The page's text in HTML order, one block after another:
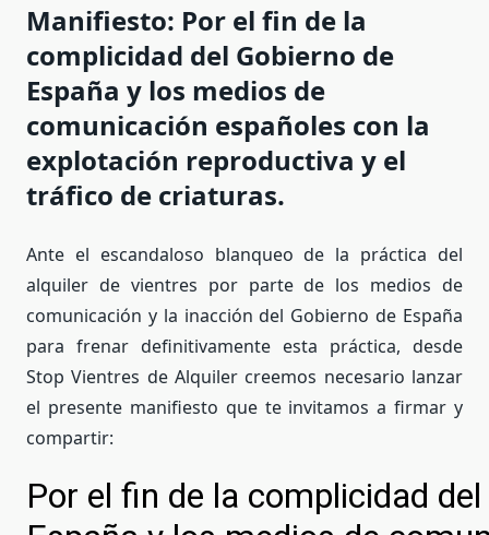
Manifiesto: Por el fin de la
complicidad del Gobierno de
España y los medios de
comunicación españoles con la
explotación reproductiva y el
tráfico de criaturas.
Ante el escandaloso blanqueo de la práctica del
alquiler de vientres por parte de los medios de
comunicación y la inacción del Gobierno de España
para frenar definitivamente esta práctica, desde
Stop Vientres de Alquiler creemos necesario lanzar
el presente manifiesto que te invitamos a firmar y
compartir: